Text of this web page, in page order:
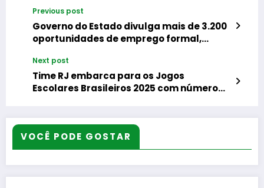
Previous post
Governo do Estado divulga mais de 3.200
oportunidades de emprego formal,
Next post
Time RJ embarca para os Jogos
Escolares Brasileiros 2025 com número
VOCÊ PODE GOSTAR